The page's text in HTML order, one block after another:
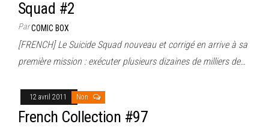
Squad #2
ParCOMIC BOX
[FRENCH] Le Suicide Squad nouveau et corrigé en arrive à sa
première mission : exécuter plusieurs dizaines de milliers de…
12 avril 2011 Non
French Collection #97